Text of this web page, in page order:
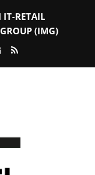
IT-RETAIL
(IMG)